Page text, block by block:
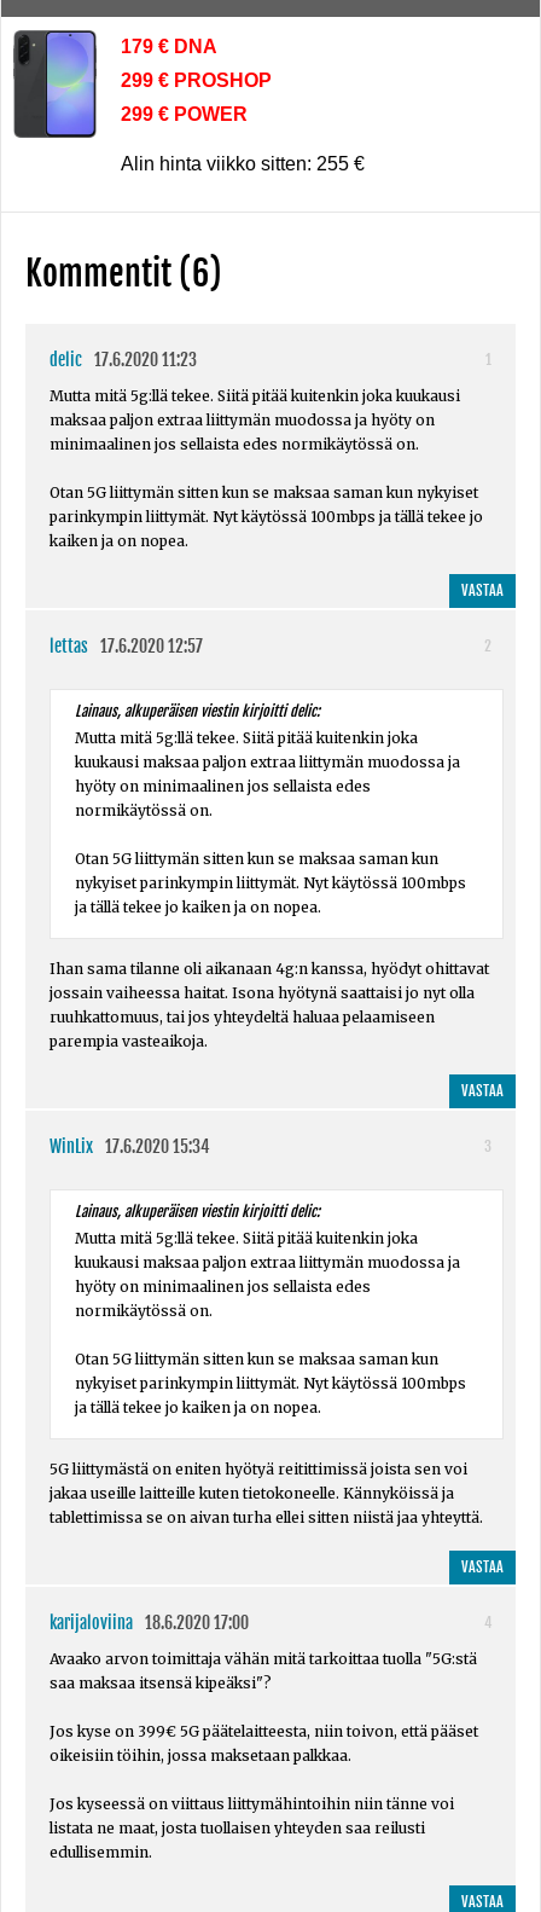
179 € DNA
299 € PROSHOP
299 € POWER
Alin hinta viikko sitten: 255 €
Kommentit (6)
delic 17.6.2020 11:23
1
Mutta mitä 5g:llä tekee. Siitä pitää kuitenkin joka kuukausi
maksaa paljon extraa liittymän muodossa ja hyöty on
minimaalinen jos sellaista edes normikäytössä on.
Otan 5G liittymän sitten kun se maksaa saman kun nykyiset
parinkympin liittymät. Nyt käytössä 100mbps ja tällä tekee jo
kaiken ja on nopea.
VASTAA
lettas 17.6.2020 12:57 2
Lainaus, alkuperäisen viestin kirjoitti delic:
Mutta mitä 5g:llä tekee. Siitä pitää kuitenkin joka
kuukausi maksaa paljon extraa liittymän muodossa ja
hyöty on minimaalinen jos sellaista edes
normikäytössä on.
Otan 5G liittymän sitten kun se maksaa saman kun
nykyiset parinkympin liittymät. Nyt käytössä 100mbps
ja tällä tekee jo kaiken ja on nopea.
Ihan sama tilanne oli aikanaan 4g:n kanssa, hyödyt ohittavat
jossain vaiheessa haitat. Isona hyötynä saattaisi jo nyt olla
ruuhkattomuus, tai jos yhteydeltä haluaa pelaamiseen
parempia vasteaikoja.
VASTAA
WinLix 17.6.2020 15:34 3
Lainaus, alkuperäisen viestin kirjoitti delic:
Mutta mitä 5g:llä tekee. Siitä pitää kuitenkin joka
kuukausi maksaa paljon extraa liittymän muodossa ja
hyöty on minimaalinen jos sellaista edes
normikäytössä on.
Otan 5G liittymän sitten kun se maksaa saman kun
nykyiset parinkympin liittymät. Nyt käytössä 100mbps
ja tällä tekee jo kaiken ja on nopea.
5G liittymästä on eniten hyötyä reitittimissä joista sen voi
jakaa useille laitteille kuten tietokoneelle. Kännyköissä ja
tablettimissa se on aivan turha ellei sitten niistä jaa yhteyttä.
VASTAA
karijaloviina 18.6.2020 17:00
4
Avaako arvon toimittaja vähän mitä tarkoittaa tuolla "5G:stä
saa maksaa itsensä kipeäksi"?
Jos kyse on 399€ 5G päätelaitteesta, niin toivon, että pääset
oikeisiin töihin, jossa maksetaan palkkaa.
Jos kyseessä on viittaus liittymähintoihin niin tänne voi
listata ne maat, josta tuollaisen yhteyden saa reilusti
edullisemmin.
VASTAA